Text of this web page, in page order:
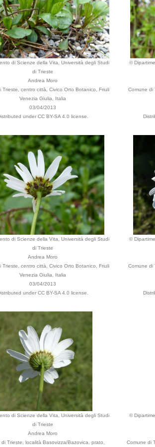
di Scienze della Vita, Università degli Studi
di Trieste
Andrea Moro
Trieste, centro città, Civico Orto Botanico, Friuli
Venezia Giulia, Italia
03/04/2013
under CC BY-SA 4.0 license.
©
Comune di
di Scienze della Vita, Università degli Studi
di Trieste
Andrea Moro
Trieste, centro città, Civico Orto Botanico, Friuli
Venezia Giulia, Italia
03/04/2013
under CC BY-SA 4.0 license.
©
Comune di
di Scienze della Vita, Università degli Studi
di Trieste
Andrea Moro
di Trieste, località Basovizza/Bazovica, prato,
©
Comune di